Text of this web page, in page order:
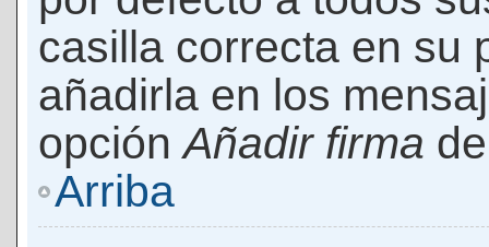
casilla correcta en su
añadirla en los
opciónAñadir firma
Arriba